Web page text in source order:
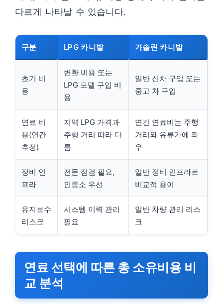
다르게 나타날 수 있습니다.
구분 LPG 카니발 가솔린 카니발
초기 비
용
변환 비용 또는
LPG 모델 구입 비
용
일반 신차 구입 또는
중고 차 구입
연료 비
용(연간
추정)
지역 LPG 가격과
주행 거리 따라 다
름
연간 연료비는 주행
거리와 유류가에 좌
우
정비 인
프라
전문 점검 필요,
인증소 우선
일반 정비 인프라로
비교적 용이
유지보수
리스크
시스템 이력 관리
필요
일반 차량 관리 리스
크
연료 선택에 따른 총 소유비용 비
교 분석